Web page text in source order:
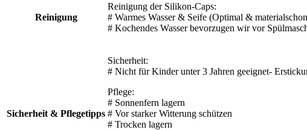
Reinigung
Reinigung der Silikon-Caps:
# Warmes Wasser & Seife (Optimal &
# Kochendes Wasser bevorzugen wir vor
Sicherheit & Pflegetipps
Sicherheit:
# Nicht für Kinder unter 3 Jahren geeignet-
Pflege:
# Sonnenfern lagern
# Vor starker Witterung schützen
# Trocken lagern